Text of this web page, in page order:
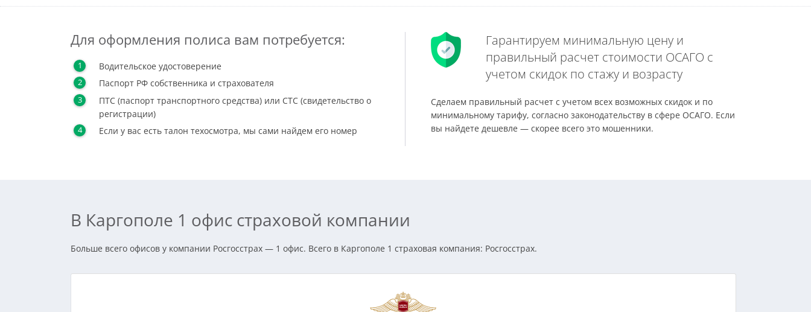
Для оформления полиса вам потребуется:
Водительское удостоверение
Паспорт РФ собственника и страхователя
ПТС (паспорт транспортного средства) или СТС (свидетельство о
регистрации)
Если у вас есть талон техосмотра, мы сами найдем его номер
Гарантируем минимальную цену и
правильный расчет стоимости ОСАГО с
учетом скидок по стажу и возрасту
Сделаем правильный расчет с учетом всех возможных скидок и по
минимальному тарифу, согласно законодательству в сфере ОСАГО. Если
вы найдете дешевле — скорее всего это мошенники.
В Каргополе 1 офис страховой компании
Больше всего офисов у компании Росгосстрах — 1 офис. Всего в Каргополе 1 страховая компания: Росгосстрах.